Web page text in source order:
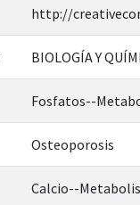
http://
BIOLOGÍA Y
Fosfatos--
Osteoporosis
Calcio--